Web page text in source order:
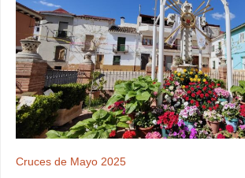
Cruces de Mayo 2025